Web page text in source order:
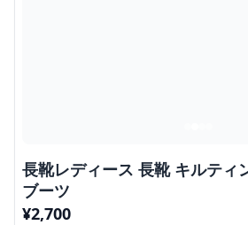
長靴レディース 長靴 キルティ
ブーツ
¥2,700